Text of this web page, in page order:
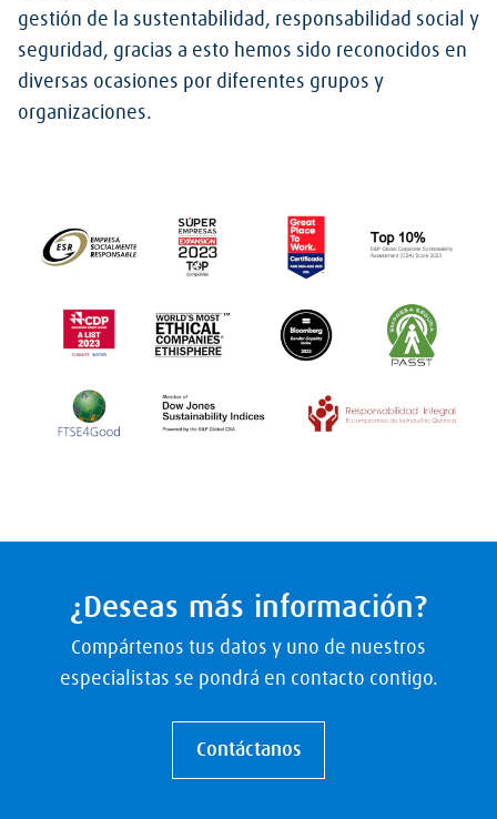
gestión de la sustentabilidad, responsabilidad social y
seguridad, gracias a esto hemos sido reconocidos en
diversas ocasiones por diferentes grupos y
organizaciones.
¿Deseas más información?
Compártenos tus datos y uno de nuestros
especialistas se pondrá en contacto contigo.
Contáctanos